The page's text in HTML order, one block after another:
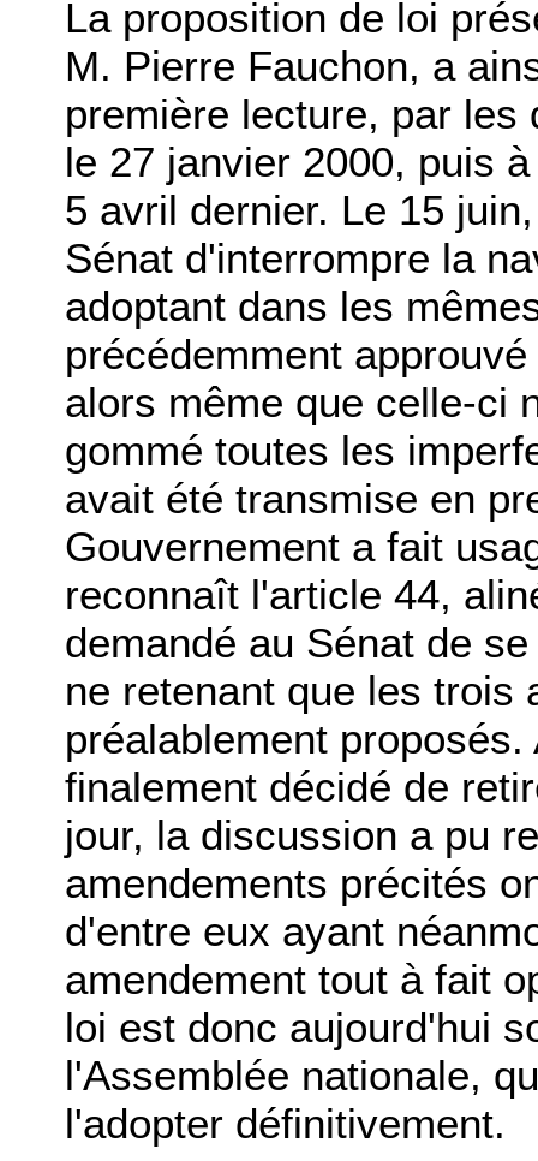
La proposition de loi
M. Pierre Fauchon, a
première lecture, par les
le 27 janvier 2000, puis
5 avril dernier. Le 15
Sénat d'interrompre la
adoptant dans les
précédemment
alors même que celle-ci
gommé toutes les
avait été transmise en
Gouvernement a fait
reconnaît l'article 44,
demandé au Sénat de
ne retenant que les trois
préalablement
finalement décidé de
jour, la discussion a pu
amendements précités
d'entre eux ayant
amendement tout à fait
loi est donc aujourd'hui
l'Assemblée nationale,
l'adopter définitivement.